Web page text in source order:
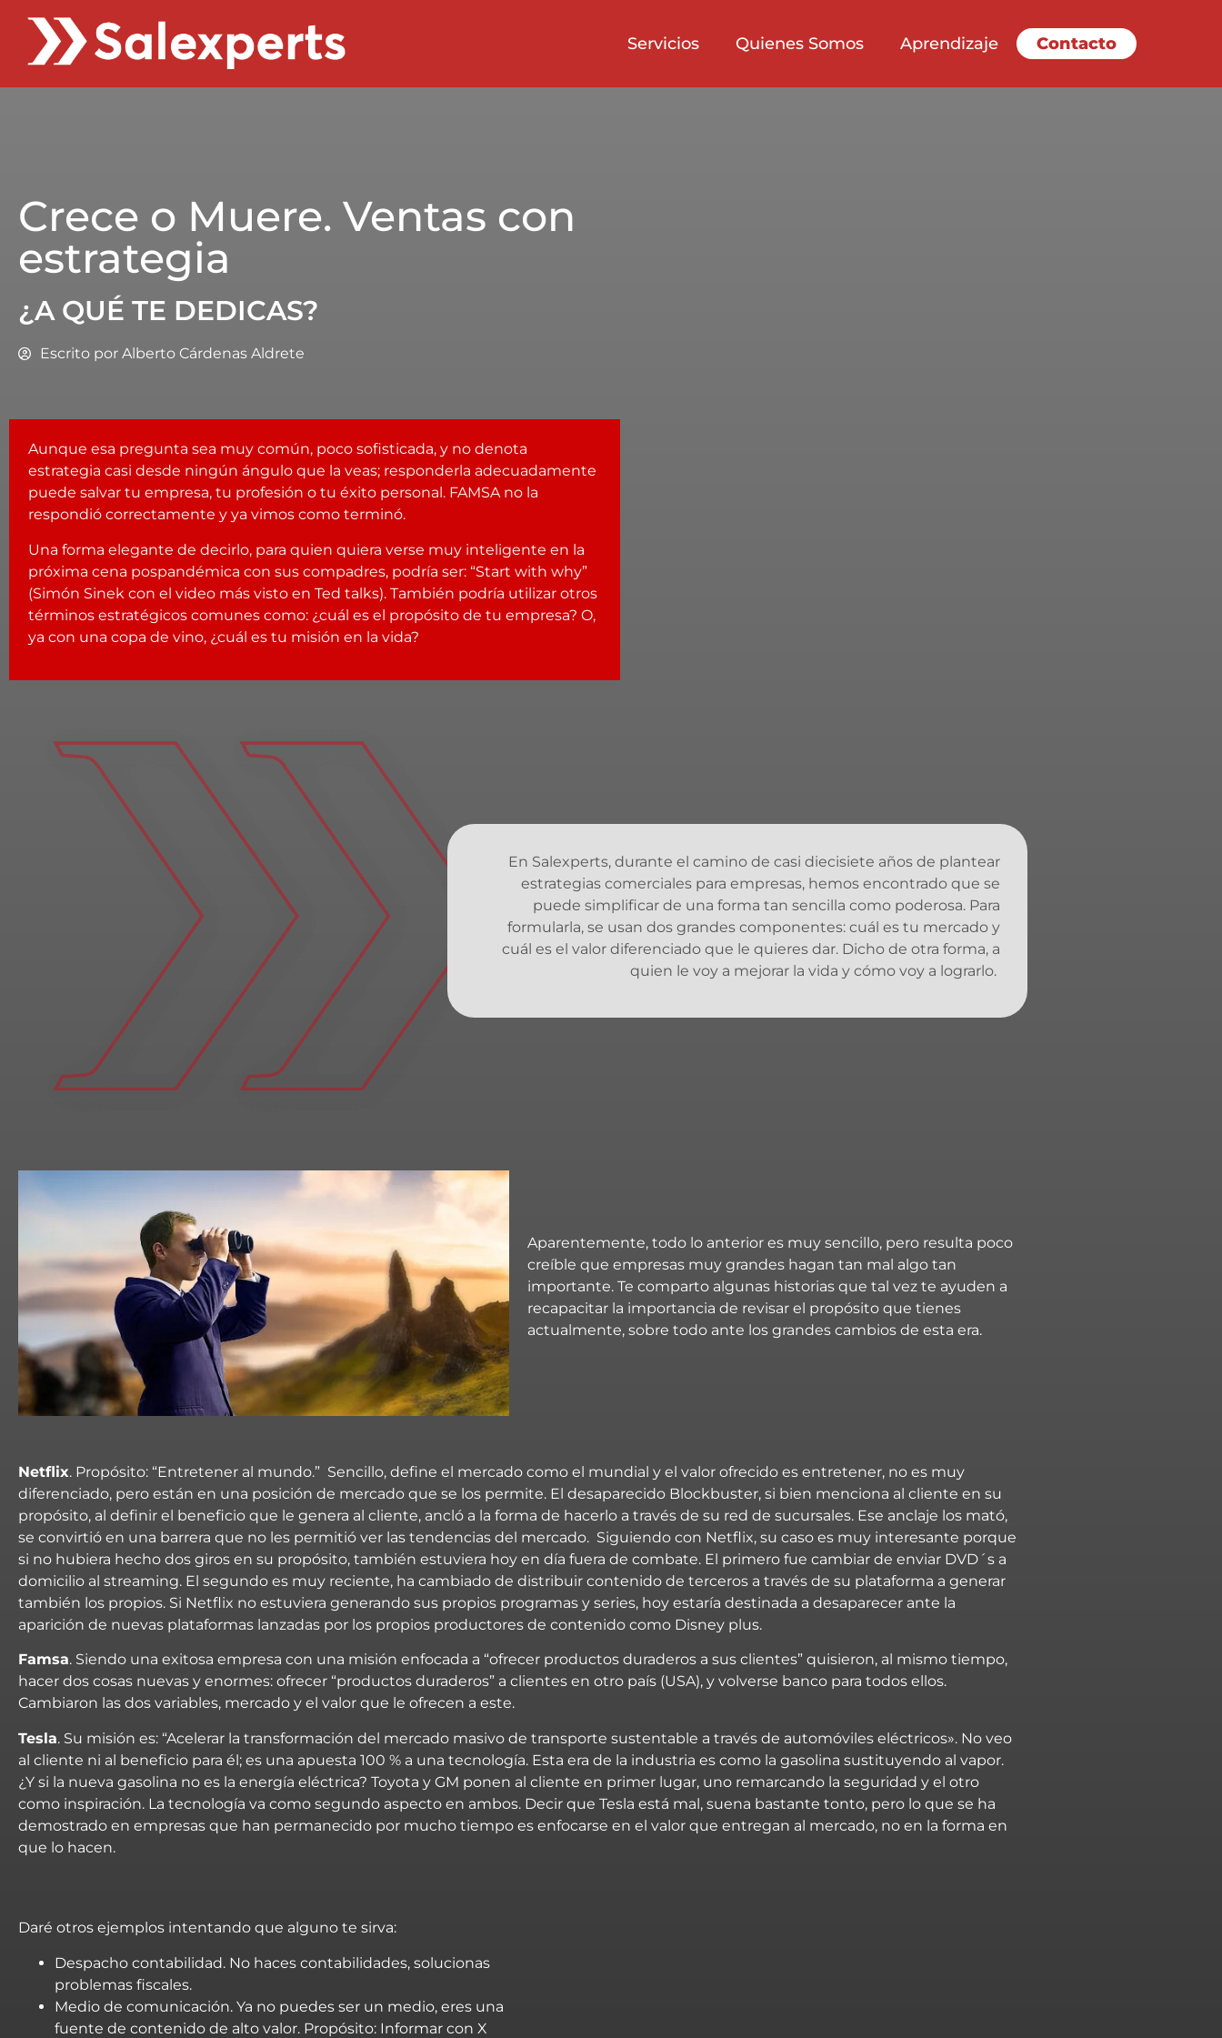
Servicios Quienes Somos Aprendizaje Contacto
Crece o Muere. Ventas con
estrategia
¿A QUÉ TE DEDICAS?
Escrito por Alberto Cárdenas Aldrete
Aunque esa pregunta sea muy común, poco sofisticada, y no denota
estrategia casi desde ningún ángulo que la veas; responderla adecuadamente
puede salvar tu empresa, tu profesión o tu éxito personal. FAMSA no la
respondió correctamente y ya vimos como terminó.
Una forma elegante de decirlo, para quien quiera verse muy inteligente en la
próxima cena pospandémica con sus compadres, podría ser: “Start with why”
(Simón Sinek con el video más visto en Ted talks). También podría utilizar otros
términos estratégicos comunes como: ¿cuál es el propósito de tu empresa? O,
ya con una copa de vino, ¿cuál es tu misión en la vida?
En Salexperts, durante el camino de casi diecisiete años de plantear
estrategias comerciales para empresas, hemos encontrado que se
puede simplificar de una forma tan sencilla como poderosa. Para
formularla, se usan dos grandes componentes: cuál es tu mercado y
cuál es el valor diferenciado que le quieres dar. Dicho de otra forma, a
quien le voy a mejorar la vida y cómo voy a lograrlo.
Aparentemente, todo lo anterior es muy sencillo, pero resulta poco
creíble que empresas muy grandes hagan tan mal algo tan
importante. Te comparto algunas historias que tal vez te ayuden a
recapacitar la importancia de revisar el propósito que tienes
actualmente, sobre todo ante los grandes cambios de esta era.
Netflix. Propósito: “Entretener al mundo.” Sencillo, define el mercado como el mundial y el valor ofrecido es entretener, no es muy
diferenciado, pero están en una posición de mercado que se los permite. El desaparecido Blockbuster, si bien menciona al cliente en su
propósito, al definir el beneficio que le genera al cliente, ancló a la forma de hacerlo a través de su red de sucursales. Ese anclaje los mató,
se convirtió en una barrera que no les permitió ver las tendencias del mercado. Siguiendo con Netflix, su caso es muy interesante porque
si no hubiera hecho dos giros en su propósito, también estuviera hoy en día fuera de combate. El primero fue cambiar de enviar DVD´s a
domicilio al streaming. El segundo es muy reciente, ha cambiado de distribuir contenido de terceros a través de su plataforma a generar
también los propios. Si Netflix no estuviera generando sus propios programas y series, hoy estaría destinada a desaparecer ante la
aparición de nuevas plataformas lanzadas por los propios productores de contenido como Disney plus.
Famsa. Siendo una exitosa empresa con una misión enfocada a “ofrecer productos duraderos a sus clientes” quisieron, al mismo tiempo,
hacer dos cosas nuevas y enormes: ofrecer “productos duraderos” a clientes en otro país (USA), y volverse banco para todos ellos.
Cambiaron las dos variables, mercado y el valor que le ofrecen a este.
Tesla. Su misión es: “Acelerar la transformación del mercado masivo de transporte sustentable a través de automóviles eléctricos». No veo
al cliente ni al beneficio para él; es una apuesta 100 % a una tecnología. Esta era de la industria es como la gasolina sustituyendo al vapor.
¿Y si la nueva gasolina no es la energía eléctrica? Toyota y GM ponen al cliente en primer lugar, uno remarcando la seguridad y el otro
como inspiración. La tecnología va como segundo aspecto en ambos. Decir que Tesla está mal, suena bastante tonto, pero lo que se ha
demostrado en empresas que han permanecido por mucho tiempo es enfocarse en el valor que entregan al mercado, no en la forma en
que lo hacen.
Daré otros ejemplos intentando que alguno te sirva:
Despacho contabilidad. No haces contabilidades, solucionas
problemas fiscales.
Medio de comunicación. Ya no puedes ser un medio, eres una
fuente de contenido de alto valor. Propósito: Informar con X